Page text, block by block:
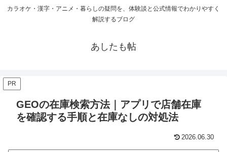
カラオケ・漢字・アニメ・暮らしの疑問を、体験談と公式情報でわかりやすく
解説するブログ
あしたも帖
PR
GEOの在庫検索方法｜アプリで店舗在庫
を確認する手順と在庫なしの対処法
2026.06.30